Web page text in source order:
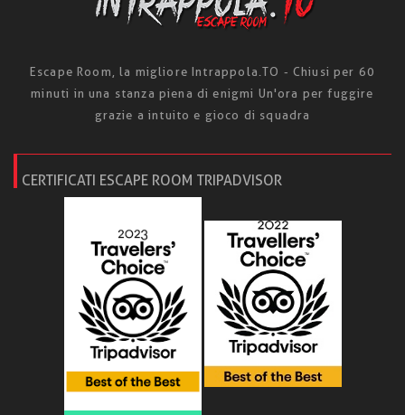
Escape Room, la migliore Intrappola.TO - Chiusi per 60
minuti in una stanza piena di enigmi Un'ora per fuggire
grazie a intuito e gioco di squadra
CERTIFICATI ESCAPE ROOM TRIPADVISOR